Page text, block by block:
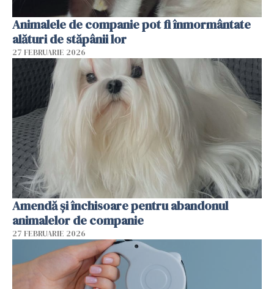
Animalele de companie pot fi înmormântate
alături de stăpânii lor
27 FEBRUARIE 2026
Amendă și închisoare pentru abandonul
animalelor de companie
27 FEBRUARIE 2026